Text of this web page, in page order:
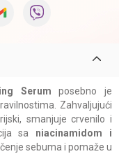
Serum posebno je
Zahvaljujući
smanjuje crvenilo i
sa niacinamidom i
sebuma i pomaže u